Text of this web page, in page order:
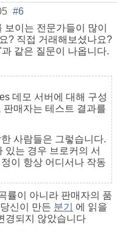
#6
이는 전문가들이 많이
? 직접 거래해보셨나요?
같은 질문이 나옵니다.
데모 서버에 대해 구성
매자는 테스트 결과를
사람들은 그렇습니다.
있는 경우 브로커의 서
이 항상 어디서나 작동
률이 아니라 판매자의 품
신이 만든 분기
에 읽을
경되지 않았습니다